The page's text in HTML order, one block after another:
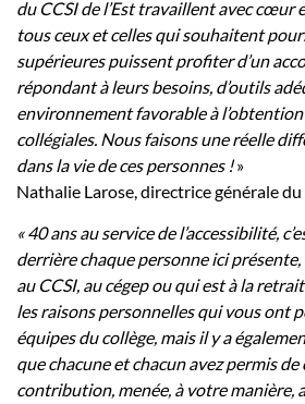
du CCSI de l’Est travaillent avec cœur
tous ceux et celles qui souhaitent
supérieures puissent profiter d’un
répondant à leurs besoins, d’outils
environnement favorable à l’obtention
collégiales. Nous faisons une réelle
dans la vie de ces personnes !»
Nathalie Larose, directrice générale du
« 40 ans au service de l’accessibilité,
derrière chaque personne ici
au CCSI, au cégep ou qui est à la
les raisons personnelles qui vous ont
équipes du collège, mais il y a
que chacune et chacun avez permis
contribution, menée, à votre manière,